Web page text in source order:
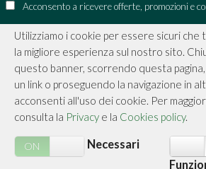
Acconsento a ricevere offerte, promozioni e
CONTATTI
INFORMAZIONI
ACQUISTI SICURI
SICUREZZA
Utilizziamo i cookie per essere sicuri che
la migliore esperienza sul nostro sito.
questo banner, scorrendo questa
un link o proseguendo la navigazione in
acconsenti all'uso dei cookie. Per
consulta la Privacy e la Cookies policy.
ON OFF
Necessari